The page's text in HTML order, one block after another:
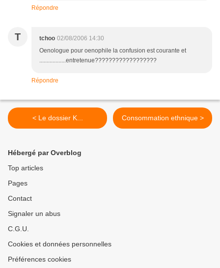
Répondre
T tchoo 02/08/2006 14:30
Oenologue pour oenophile la confusion est courante et
..................entretenue??????????????????
Répondre
< Le dossier K... Consommation ethnique >
Hébergé par Overblog
Top articles
Pages
Contact
Signaler un abus
C.G.U.
Cookies et données personnelles
Préférences cookies